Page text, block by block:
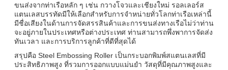
ขนส่งจากท่าเรือหลัก ๆ เช่น กวางโจวและเชียงใหม่ รอลเลอร์ส
แตนเลสบรรทัดมีให้เลือกสําหรับการจําหน่ายทั่วโลกท่าเรือเหล่านี้
มีชื่อเสียงในด้านการจัดสรรสินค้าและการขนส่งทางเรือไม่ว่าท่าน
จะอยู่ภายในประเทศหรือต่างประเทศ ท่านสามารถพึ่งพาการจัดส่ง
ทันเวลา และการบริการลูกค้าที่ดีที่สุดได้
สรุปคือ Steel Embossing Roller เป็นกระบอกพิมพ์สแตนเลสที่มี
ประสิทธิภาพสูง ที่รวมการออกแบบแม่นยํา วัสดุที่มีคุณภาพสูงและ